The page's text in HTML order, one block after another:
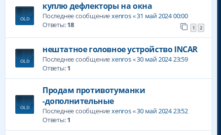
куплю дефлекторы на окна
Последнее сообщениеxenros«31 май 2024 00:00
Ответы:18 1 2
нештатное головное устройство INCAR
Последнее сообщениеxenros«30 май 2024 23:59
Ответы:1
Продам противотуманки
-дополнительные
Последнее сообщениеxenros«30 май 2024 23:52
Ответы:1